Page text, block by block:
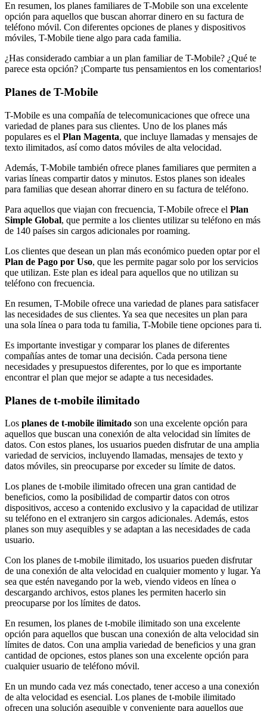
En resumen, los planes familiares de T-Mobile son una excelente
opción para aquellos que buscan ahorrar dinero en su factura de
teléfono móvil. Con diferentes opciones de planes y dispositivos
móviles, T-Mobile tiene algo para cada familia.
¿Has considerado cambiar a un plan familiar de T-Mobile? ¿Qué te
parece esta opción? ¡Comparte tus pensamientos en los comentarios!
Planes de T-Mobile
T-Mobile es una compañía de telecomunicaciones que ofrece una
variedad de planes para sus clientes. Uno de los planes más
populares es el Plan Magenta, que incluye llamadas y mensajes de
texto ilimitados, así como datos móviles de alta velocidad.
Además, T-Mobile también ofrece planes familiares que permiten a
varias líneas compartir datos y minutos. Estos planes son ideales
para familias que desean ahorrar dinero en su factura de teléfono.
Para aquellos que viajan con frecuencia, T-Mobile ofrece el Plan
Simple Global, que permite a los clientes utilizar su teléfono en más
de 140 países sin cargos adicionales por roaming.
Los clientes que desean un plan más económico pueden optar por el
Plan de Pago por Uso, que les permite pagar solo por los servicios
que utilizan. Este plan es ideal para aquellos que no utilizan su
teléfono con frecuencia.
En resumen, T-Mobile ofrece una variedad de planes para satisfacer
las necesidades de sus clientes. Ya sea que necesites un plan para
una sola línea o para toda tu familia, T-Mobile tiene opciones para ti.
Es importante investigar y comparar los planes de diferentes
compañías antes de tomar una decisión. Cada persona tiene
necesidades y presupuestos diferentes, por lo que es importante
encontrar el plan que mejor se adapte a tus necesidades.
Planes de t-mobile ilimitado
Los planes de t-mobile ilimitado son una excelente opción para
aquellos que buscan una conexión de alta velocidad sin límites de
datos. Con estos planes, los usuarios pueden disfrutar de una amplia
variedad de servicios, incluyendo llamadas, mensajes de texto y
datos móviles, sin preocuparse por exceder su límite de datos.
Los planes de t-mobile ilimitado ofrecen una gran cantidad de
beneficios, como la posibilidad de compartir datos con otros
dispositivos, acceso a contenido exclusivo y la capacidad de utilizar
su teléfono en el extranjero sin cargos adicionales. Además, estos
planes son muy asequibles y se adaptan a las necesidades de cada
usuario.
Con los planes de t-mobile ilimitado, los usuarios pueden disfrutar
de una conexión de alta velocidad en cualquier momento y lugar. Ya
sea que estén navegando por la web, viendo videos en línea o
descargando archivos, estos planes les permiten hacerlo sin
preocuparse por los límites de datos.
En resumen, los planes de t-mobile ilimitado son una excelente
opción para aquellos que buscan una conexión de alta velocidad sin
límites de datos. Con una amplia variedad de beneficios y una gran
cantidad de opciones, estos planes son una excelente opción para
cualquier usuario de teléfono móvil.
En un mundo cada vez más conectado, tener acceso a una conexión
de alta velocidad es esencial. Los planes de t-mobile ilimitado
ofrecen una solución asequible y conveniente para aquellos que